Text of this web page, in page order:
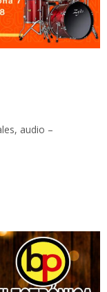
audio –